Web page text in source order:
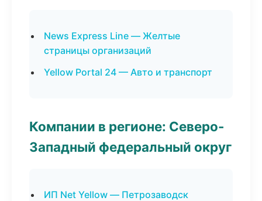
News Express Line — Желтые
страницы организаций
Yellow Portal 24 — Авто и транспорт
Компании в регионе: Северо-
Западный федеральный округ
ИП Net Yellow — Петрозаводск